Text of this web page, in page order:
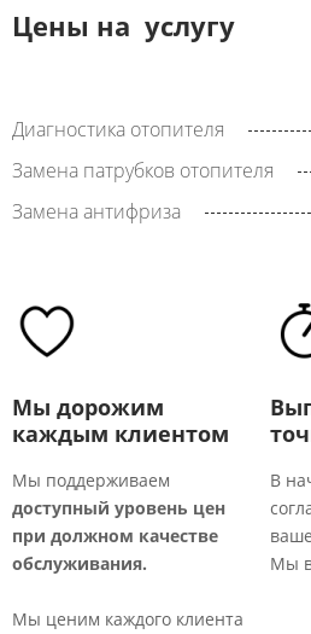
Цены на услугу
Диагностика отопителя
Замена патрубков отопителя
Замена антифриза
Мы дорожим
каждым клиентом
Мы поддерживаем
доступный уровень цен
при должном качестве
обслуживания.
Мы ценим каждого клиента
В
Мы в